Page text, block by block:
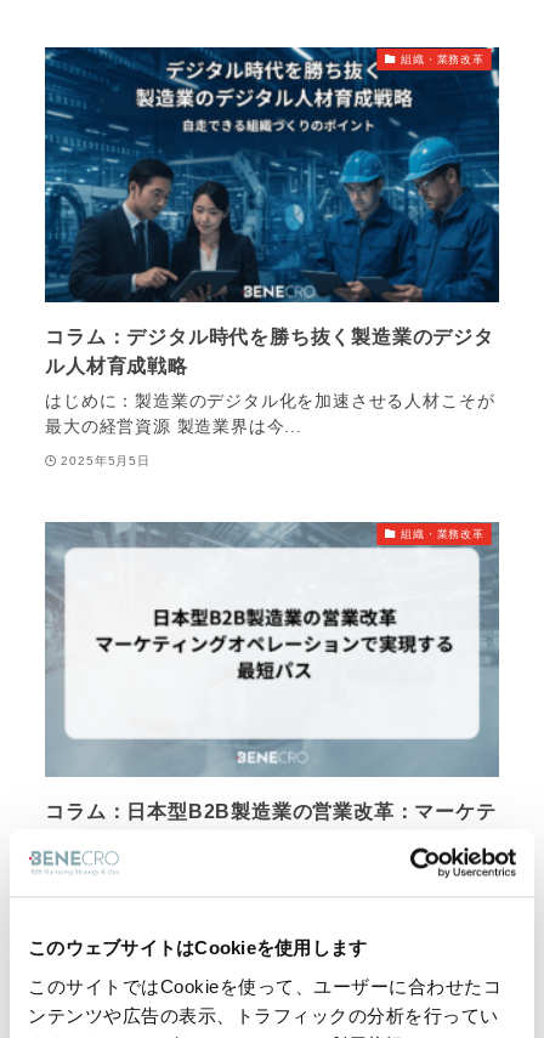
このウェブサイトはCookieを使用します
このサイトではCookieを使って、ユーザーに合わせたコ
ンテンツや広告の表示、トラフィックの分析を行ってい
組織・業務改革
コラム：デジタル時代を勝ち抜く製造業のデジタ
ル人材育成戦略
はじめに：製造業のデジタル化を加速させる人材こそが
最大の経営資源 製造業界は今...
2025年5月5日
組織・業務改革
コラム：日本型B2B製造業の営業改革：マーケテ
受動的から能動的へ：B2B製造業の営業変革が求められ
る理由 日本のB2B製造業が直面...
組織・業務改革